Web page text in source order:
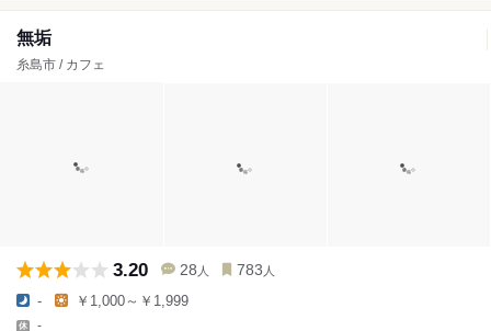
無垢
糸島市 / カフェ
3.20 28 人 783 人
- ￥1,000～￥1,999
-